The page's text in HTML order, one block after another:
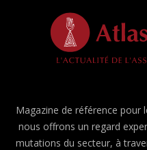
Magazine de référence pour
nous offrons un regard
mutations du secteur, à